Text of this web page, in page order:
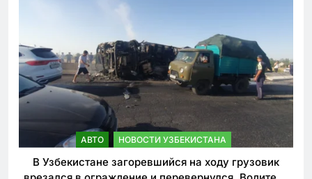
АВТО НОВОСТИ УЗБЕКИСТАНА
В Узбекистане загоревшийся на ходу грузовик